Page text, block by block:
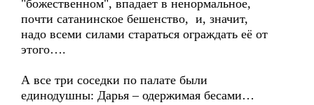
"божественном", впадает в ненормальное,
почти сатанинское бешенство, и, значит,
надо всеми силами стараться ограждать её от
этого….
А все три соседки по палате были
единодушны: Дарья – одержимая бесами…